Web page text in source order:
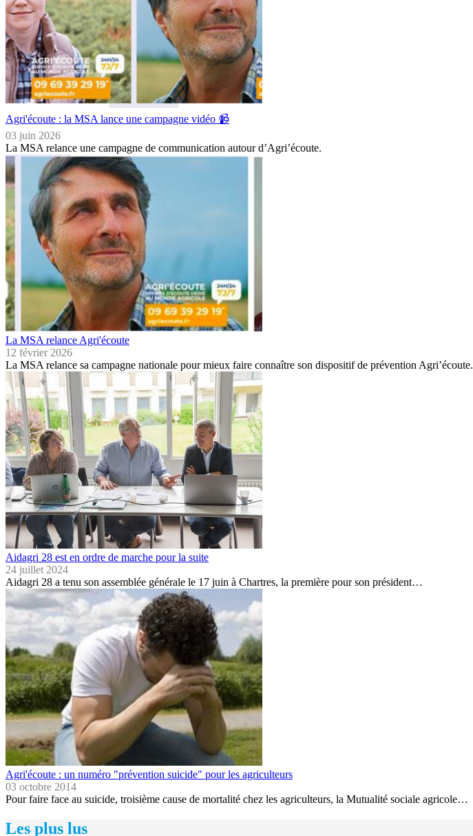
Agri'écoute : la MSA lance une campagne vidéo 📹
03 juin 2026
La MSA relance une campagne de communication autour d’Agri’écoute.
La MSA relance Agri'écoute
12 février 2026
La MSA relance sa campagne nationale pour mieux faire connaître son dispositif de prévention Agri’écoute.
Aidagri 28 est en ordre de marche pour la suite
24 juillet 2024
Aidagri 28 a tenu son assemblée générale le 17 juin à Chartres, la première pour son président…
Agri'écoute : un numéro "prévention suicide" pour les agriculteurs
03 octobre 2014
Pour faire face au suicide, troisième cause de mortalité chez les agriculteurs, la Mutualité sociale agricole…
Les plus lus